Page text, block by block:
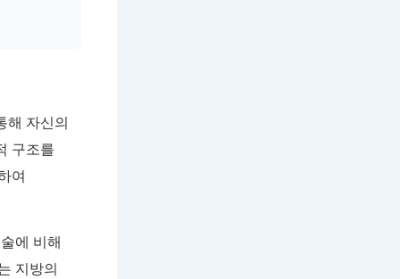
해 자신의
구조를
여
에 비해
지방의